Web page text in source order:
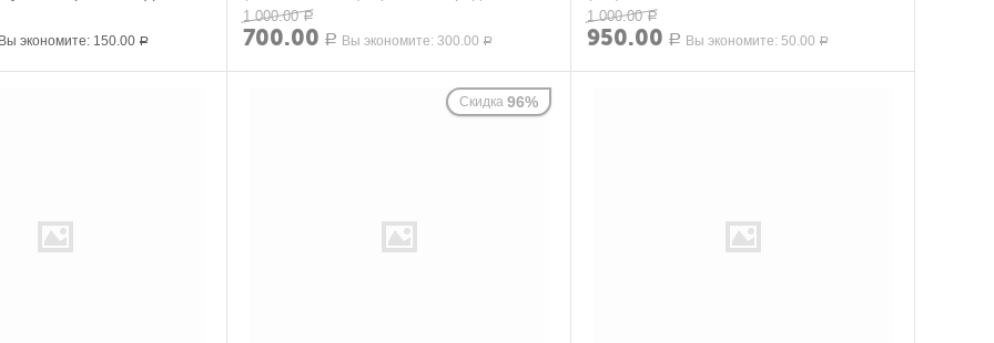
Вы экономите: 150.00 Р
микрофон
1 000.00 Р
700.00 Р Вы экономите:300.00 Р
1 000.00 Р
950.00 Р Вы экономите:50.00 Р
Скидка 96%